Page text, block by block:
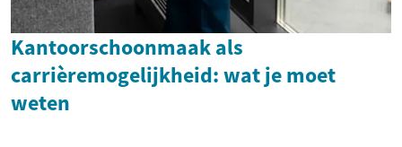
Kantoorschoonmaak als
carrièremogelijkheid: wat je moet
weten